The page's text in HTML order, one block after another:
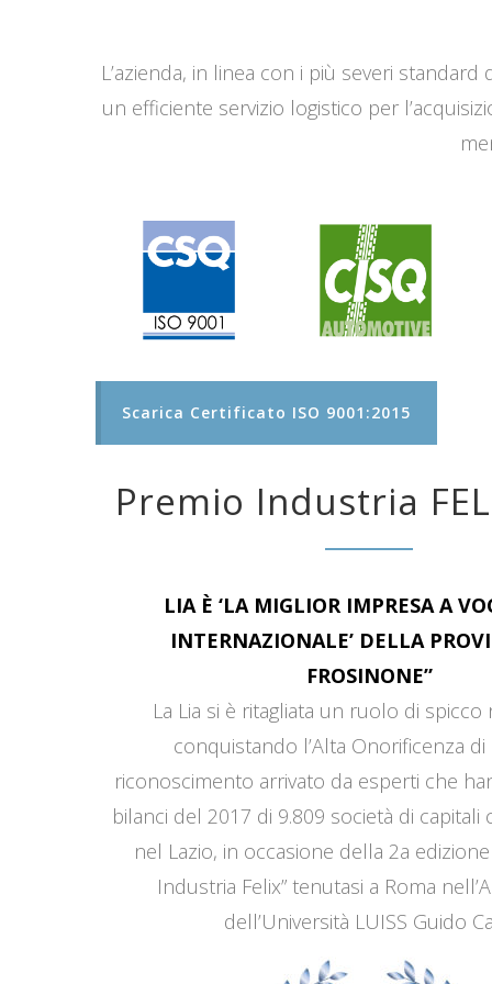
L’azienda, in linea con i più severi
un efficiente servizio logistico per
Scarica Certificato ISO 9001:2015
Premio Industria
LIA È ‘LA MIGLIOR IMPRESA A
INTERNAZIONALE’ DELLA
FROSINONE”
La Lia si è ritagliata un ruolo di
conquistando l’Alta Onorificenza di
riconoscimento arrivato da esperti che
bilanci del 2017 di 9.809 società di capitali
nel Lazio, in occasione della 2a
Industria Felix” tenutasi a Roma
dell’Università LUISS Guido